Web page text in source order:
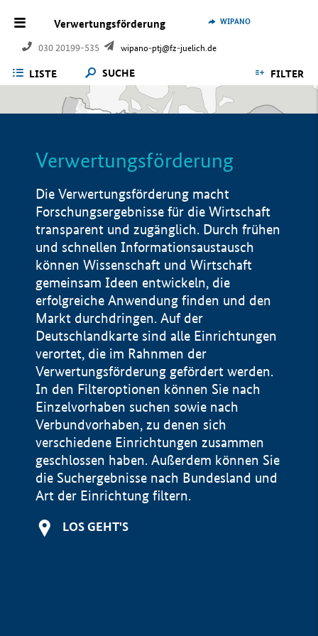
Verwertungsförderung
030 20199-535 wipano-ptj@fz-juelich.de
WIPANO
LISTE SUCHE FILTER
Verwertungsförderung
Die Verwertungsförderung macht
Forschungsergebnisse für die Wirtschaft
transparent und zugänglich. Durch frühen
und schnellen Informationsaustausch
können Wissenschaft und Wirtschaft
gemeinsam Ideen entwickeln, die
erfolgreiche Anwendung finden und den
Markt durchdringen. Auf der
Deutschlandkarte sind alle Einrichtungen
verortet, die im Rahnmen der
Verwertungsförderung gefördert werden.
In den Filteroptionen können Sie nach
Einzelvorhaben suchen sowie nach
Verbundvorhaben, zu denen sich
verschiedene Einrichtungen zusammen
geschlossen haben. Außerdem können Sie
die Suchergebnisse nach Bundesland und
Art der Einrichtung filtern.
LOS GEHT'S